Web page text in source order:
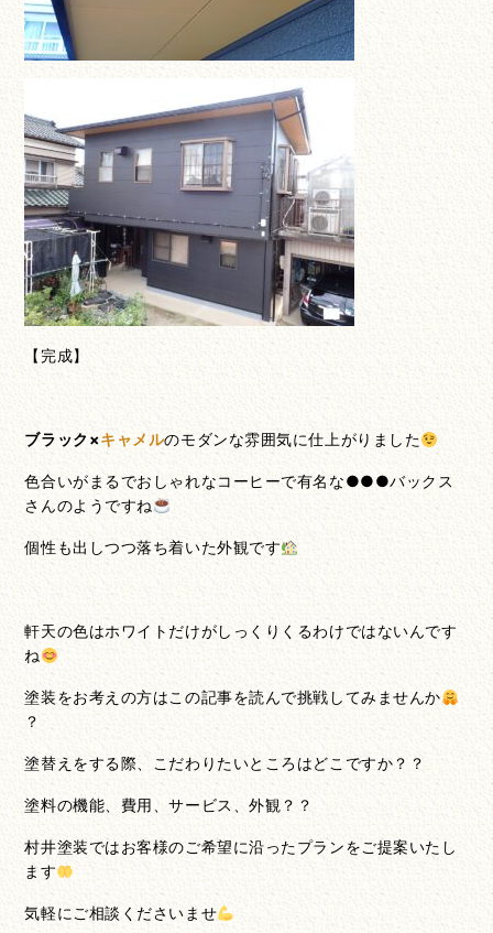
【完成】
ブラック×キャメルのモダンな雰囲気に仕上がりました
色合いがまるでおしゃれなコーヒーで有名な●●●バックス
さんのようですね
個性も出しつつ落ち着いた外観です
軒天の色はホワイトだけがしっくりくるわけではないんです
ね
塗装をお考えの方はこの記事を読んで挑戦してみませんか
？
塗替えをする際、こだわりたいところはどこですか？？
塗料の機能、費用、サービス、外観？？
村井塗装ではお客様のご希望に沿ったプランをご提案いたし
ます
気軽にご相談くださいませ